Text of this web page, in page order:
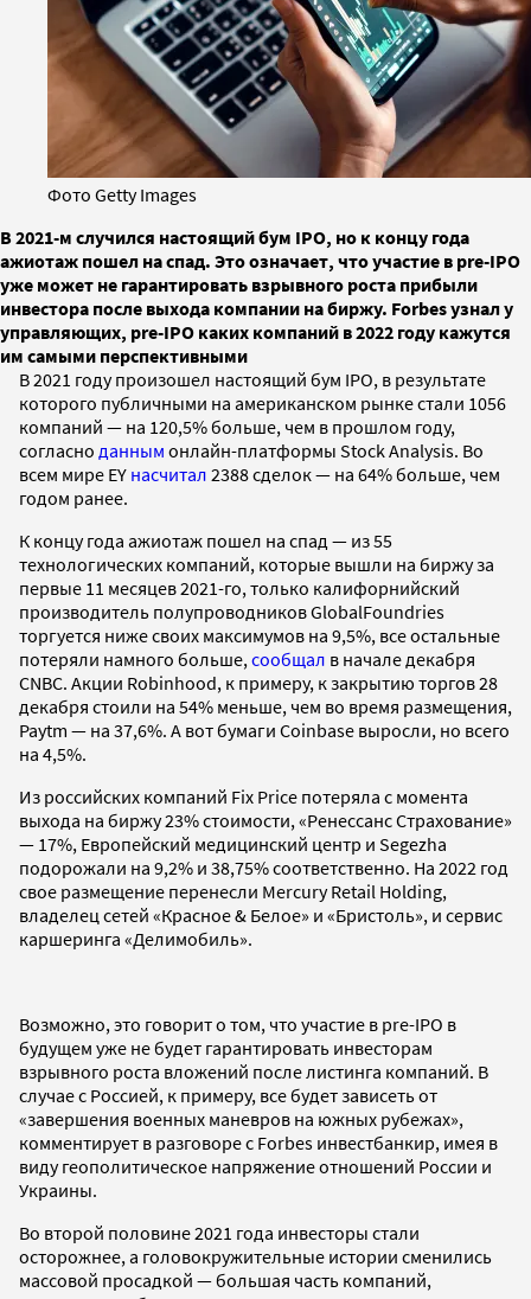
Фото Getty Images
В 2021-м случился настоящий бум IPO, но к концу года
ажиотаж пошел на спад. Это означает, что участие в pre-IPO
уже может не гарантировать взрывного роста прибыли
инвестора после выхода компании на биржу. Forbes узнал у
управляющих, pre-IPO каких компаний в 2022 году кажутся
им самыми перспективными
В 2021 году произошел настоящий бум IPO, в результате
которого публичными на американском рынке стали 1056
компаний — на 120,5% больше, чем в прошлом году,
согласно данным онлайн-платформы Stock Analysis. Во
всем мире EY насчитал 2388 сделок — на 64% больше, чем
годом ранее.
К концу года ажиотаж пошел на спад — из 55
технологических компаний, которые вышли на биржу за
первые 11 месяцев 2021-го, только калифорнийский
производитель полупроводников GlobalFoundries
торгуется ниже своих максимумов на 9,5%, все остальные
потеряли намного больше, сообщал в начале декабря
CNBC. Акции Robinhood, к примеру, к закрытию торгов 28
декабря стоили на 54% меньше, чем во время размещения,
Paytm — на 37,6%. А вот бумаги Coinbase выросли, но всего
на 4,5%.
Из российских компаний Fix Price потеряла с момента
выхода на биржу 23% стоимости, «Ренессанс Страхование»
— 17%, Европейский медицинский центр и Segezha
подорожали на 9,2% и 38,75% соответственно. На 2022 год
свое размещение перенесли Mercury Retail Holding,
владелец сетей «Красное & Белое» и «Бристоль», и сервис
каршеринга «Делимобиль».
Возможно, это говорит о том, что участие в pre-IPO в
будущем уже не будет гарантировать инвесторам
взрывного роста вложений после листинга компаний. В
случае с Россией, к примеру, все будет зависеть от
«завершения военных маневров на южных рубежах»,
комментирует в разговоре с Forbes инвестбанкир, имея в
виду геополитическое напряжение отношений России и
Украины.
Во второй половине 2021 года инвесторы стали
осторожнее, а головокружительные истории сменились
массовой просадкой — большая часть компаний,